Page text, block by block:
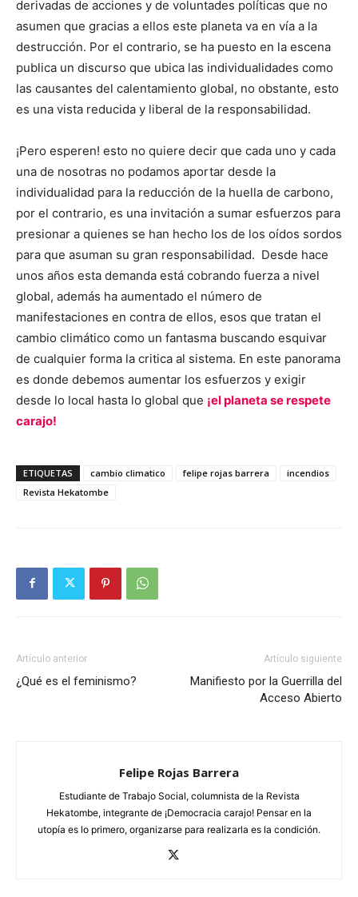
derivadas de acciones y de voluntades políticas que no
asumen que gracias a ellos este planeta va en vía a la
destrucción. Por el contrario, se ha puesto en la escena
publica un discurso que ubica las individualidades como
las causantes del calentamiento global, no obstante, esto
es una vista reducida y liberal de la responsabilidad.
¡Pero esperen! esto no quiere decir que cada uno y cada
una de nosotras no podamos aportar desde la
individualidad para la reducción de la huella de carbono,
por el contrario, es una invitación a sumar esfuerzos para
presionar a quienes se han hecho los de los oídos sordos
para que asuman su gran responsabilidad. Desde hace
unos años esta demanda está cobrando fuerza a nivel
global, además ha aumentado el número de
manifestaciones en contra de ellos, esos que tratan el
cambio climático como un fantasma buscando esquivar
de cualquier forma la critica al sistema. En este panorama
es donde debemos aumentar los esfuerzos y exigir
desde lo local hasta lo global que ¡el planeta se respete
carajo!
ETIQUETAS cambio climatico felipe rojas barrera
incendios
Revista Hekatombe
Artículo anterior
¿Qué es el feminismo?
Artículo siguiente
Manifiesto por la Guerrilla del
Acceso Abierto
Felipe Rojas Barrera
Estudiante de Trabajo Social, columnista de la Revista
Hekatombe, integrante de ¡Democracia carajo! Pensar en la
utopía es lo primero, organizarse para realizarla es la condición.